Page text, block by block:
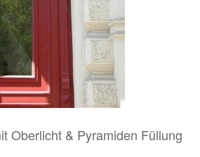
Oberlicht & Pyramiden Füllung